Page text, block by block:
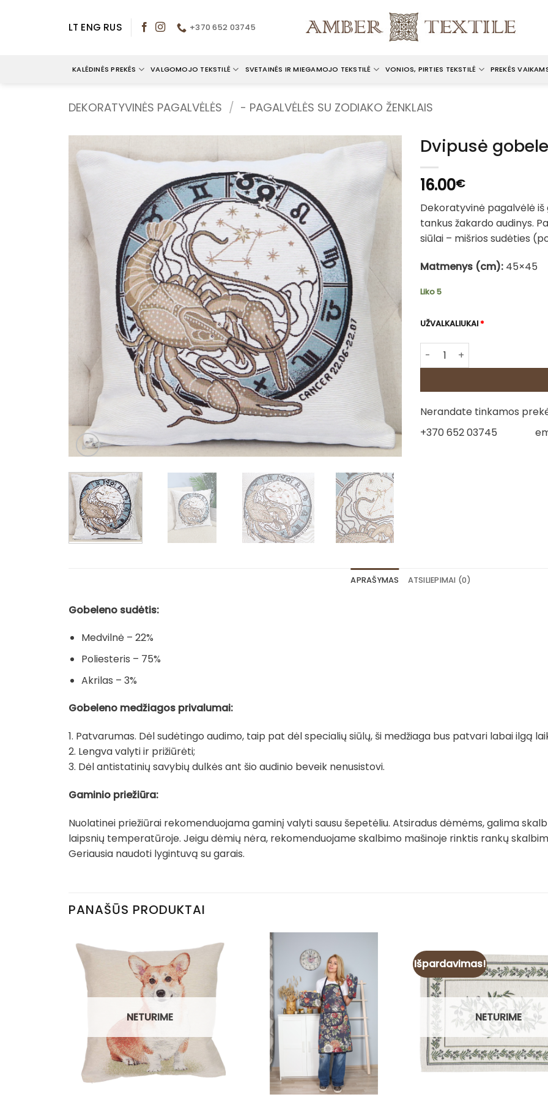
LT ENG RUS +370 652 03745
KALĖDINĖS PREKĖS VALGOMOJO TEKSTILĖ SVETAINĖS IR MIEGAMOJO TEKSTILĖ VONIOS, PIRTIES TEKSTILĖ PREKĖS
DEKORATYVINĖS PAGALVĖLĖS / - PAGALVĖLĖS SU ZODIAKO ŽENKLAIS
Dvipusė
16.00€
Dekoratyvinė pagalvėlė
tankus žakardo audinys.
siūlai – mišrios sudėties
Matmenys (cm): 45×45
Liko 5
UŽVALKALIUKAI*
produkto kiekis: Dvipusė
Nerandate tinkamos
+370 652 03745
APRAŠYMAS ATSILIEPIMAI (0)
Gobeleno sudėtis:
Medvilnė – 22%
Poliesteris – 75%
Akrilas – 3%
Gobeleno medžiagos privalumai:
1. Patvarumas. Dėl sudėtingo audimo, taip pat dėl specialių siūlų, ši medžiaga bus patvari labai ilgą
2. Lengva valyti ir prižiūrėti;
3. Dėl antistatinių savybių dulkės ant šio audinio beveik nenusistovi.
Gaminio priežiūra:
Nuolatinei priežiūrai rekomenduojama gaminį valyti sausu šepetėliu. Atsiradus dėmėms, galima
laipsnių temperatūroje. Jeigu dėmių nėra, rekomenduojame skalbimo mašinoje rinktis rankų
Geriausia naudoti lygintuvą su garais.
PANAŠŪS PRODUKTAI
NETURIME
Išpardavimas!
NETURIME